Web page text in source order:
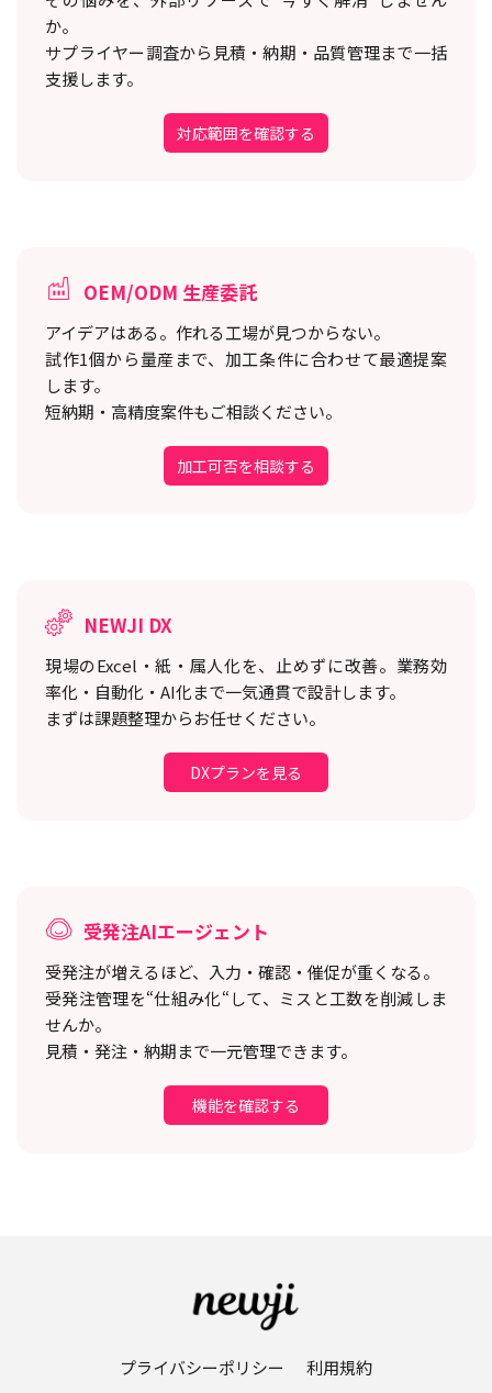
か。
サプライヤー調査から見積・納期・品質管理まで一括
支援します。
対応範囲を確認する
OEM/ODM 生産委託
アイデアはある。作れる工場が見つからない。
試作1個から量産まで、加工条件に合わせて最適提案
します。
短納期・高精度案件もご相談ください。
加工可否を相談する
NEWJI DX
現場のExcel・紙・属人化を、止めずに改善。 業務効
率化・自動化・AI化まで一気通貫で設計します。
まずは課題整理からお任せください。
DXプランを見る
受発注AIエージェント
受発注が増えるほど、入力・確認・催促が重くなる。
受発注管理を“仕組み化“して、ミスと工数を削減しま
せんか。
見積・発注・納期まで一元管理できます。
機能を確認する
プライバシーポリシー
利用規約